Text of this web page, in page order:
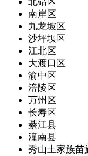
南岸区
九龙坡区
沙坪坝区
江北区
大渡口区
渝中区
涪陵区
万州区
长寿区
綦江县
潼南县
秀山土家族苗